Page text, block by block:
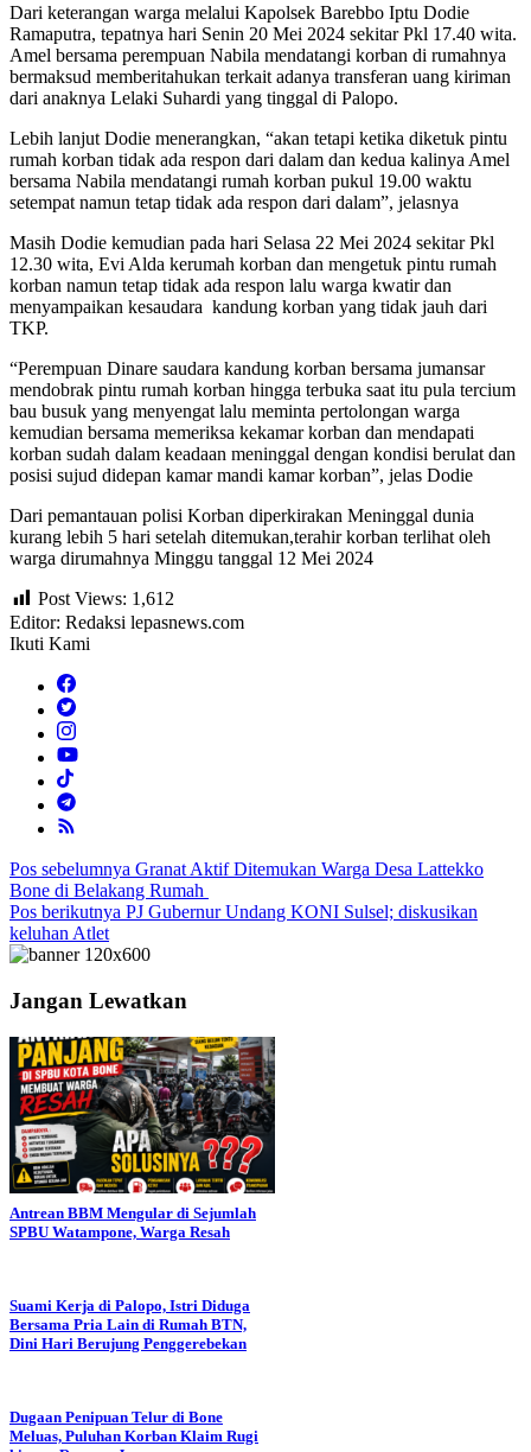
Dari keterangan warga melalui Kapolsek Barebbo Iptu Dodie
Ramaputra, tepatnya hari Senin 20 Mei 2024 sekitar Pkl 17.40 wita.
Amel bersama perempuan Nabila mendatangi korban di rumahnya
bermaksud memberitahukan terkait adanya transferan uang kiriman
dari anaknya Lelaki Suhardi yang tinggal di Palopo.
Lebih lanjut Dodie menerangkan, “akan tetapi ketika diketuk pintu
rumah korban tidak ada respon dari dalam dan kedua kalinya Amel
bersama Nabila mendatangi rumah korban pukul 19.00 waktu
setempat namun tetap tidak ada respon dari dalam”, jelasnya
Masih Dodie kemudian pada hari Selasa 22 Mei 2024 sekitar Pkl
12.30 wita, Evi Alda kerumah korban dan mengetuk pintu rumah
korban namun tetap tidak ada respon lalu warga kwatir dan
menyampaikan kesaudara kandung korban yang tidak jauh dari
TKP.
“Perempuan Dinare saudara kandung korban bersama jumansar
mendobrak pintu rumah korban hingga terbuka saat itu pula tercium
bau busuk yang menyengat lalu meminta pertolongan warga
kemudian bersama memeriksa kekamar korban dan mendapati
korban sudah dalam keadaan meninggal dengan kondisi berulat dan
posisi sujud didepan kamar mandi kamar korban”, jelas Dodie
Dari pemantauan polisi Korban diperkirakan Meninggal dunia
kurang lebih 5 hari setelah ditemukan,terahir korban terlihat oleh
warga dirumahnya Minggu tanggal 12 Mei 2024
Post Views: 1,612
Editor: Redaksi lepasnews.com
Ikuti Kami
Navigasi
pos
Pos sebelumnya Granat Aktif Ditemukan Warga Desa Lattekko
Bone di Belakang Rumah
Pos berikutnya PJ Gubernur Undang KONI Sulsel; diskusikan
keluhan Atlet
Jangan Lewatkan
Antrean BBM Mengular di Sejumlah
SPBU Watampone, Warga Resah
Suami Kerja di Palopo, Istri Diduga
Bersama Pria Lain di Rumah BTN,
Dini Hari Berujung Penggerebekan
Dugaan Penipuan Telur di Bone
Meluas, Puluhan Korban Klaim Rugi